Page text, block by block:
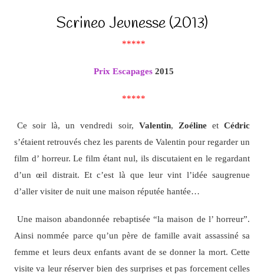
Scrineo Jeunesse (2013)
*****
Prix Escapages2015
*****
Ce soir là, un vendredi soir, Valentin, ZoélineetCédric
s’étaient retrouvés chez les parents de Valentin pour regarder un
film d’ horreur. Le film étant nul, ils discutaient en le regardant
d’un œil distrait. Et c’est là que leur vint l’idée saugrenue
d’aller visiter de nuit une maison réputée hantée…
Une maison abandonnée rebaptisée “la maison de l’ horreur”.
Ainsi nommée parce qu’un père de famille avait assassiné sa
femme et leurs deux enfants avant de se donner la mort. Cette
visite va leur réserver bien des surprises et pas forcement celles